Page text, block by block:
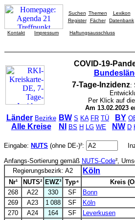
Suchen Themen
Lexikon
Register
Fächer Datenbank
Kontakt Impressum Haftungsausschluss
COVID-19-
7-Tage-Inzidenz:
Per Klick auf
Am 13.02.2023
Länder Bezirke
Alle Kreise
BW S KA FR TÜ BY
NI
BS H LG WE NW D
Eingabe: NUTS (ohne DE-)²:
Anfangs-Sortierung gemäß NUTS-Code²,
Regierungsbezirk: A2
Köln
Nr¹
NUTS² EWZ³ Typ⁴ Kreis
268
A22 330 SF Bonn
269
A23 1 088 SF Köln
270
A24 164 SF Leverkusen